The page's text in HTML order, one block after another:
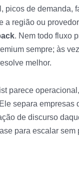
picos de demanda,
a região ou
. Nem todo fluxo
sempre; às
melhor.
parece
separa empresas
de discurso
para escalar sem